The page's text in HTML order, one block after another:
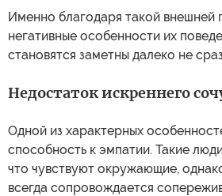
Именно благодаря такой внешней
негативные особенности их
становятся заметны далеко не
Недостаток искреннего
Одной из характерных
способность к эмпатии. Такие
что чувствуют окружающие,
всегда сопровождается